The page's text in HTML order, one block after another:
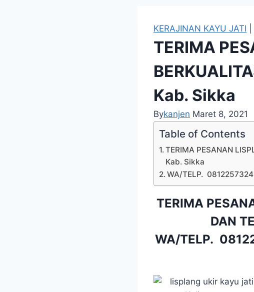
KERAJINAN KAYU JATI
TERIMA
Kab. Sikka
Bykanjen Maret 8, 2021
Table of Contents
TERIMA PESANAN
Kab. Sikka
WA/TELP.
TERIMA
DAN
WA/TELP.